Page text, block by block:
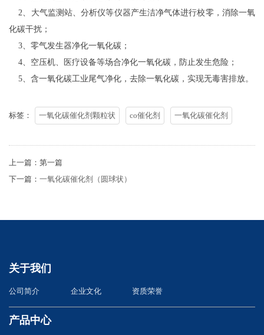
2、大气监测站、分析仪等仪器产生洁净气体进行校零，消除一氧
化碳干扰；
3、零气发生器净化一氧化碳；
4、空压机、医疗设备等场合净化一氧化碳，防止发生危险；
5、含一氧化碳工业尾气净化，去除一氧化碳，实现无毒害排放。
标签： 一氧化碳催化剂颗粒状 co催化剂 一氧化碳催化剂
上一篇：第一篇
下一篇： 一氧化碳催化剂（圆球状）
关于我们
公司简介 企业文化 资质荣誉
产品中心